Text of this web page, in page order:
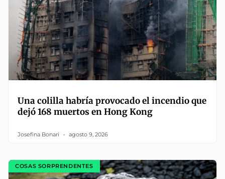
Una colilla habría provocado el incendio que
dejó 168 muertos en Hong Kong
Josefina Bonari agosto 9, 2026
COSAS SORPRENDENTES